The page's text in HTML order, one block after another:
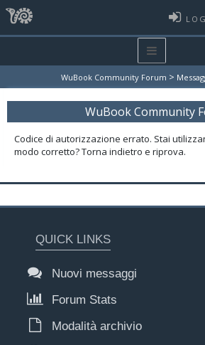
WuBook Community Forum >
WuBook Community
Codice di autorizzazione errato. Stai
modo corretto? Torna indietro e riprova.
QUICK LINKS
Nuovi messaggi
Forum Stats
Modalità archivio